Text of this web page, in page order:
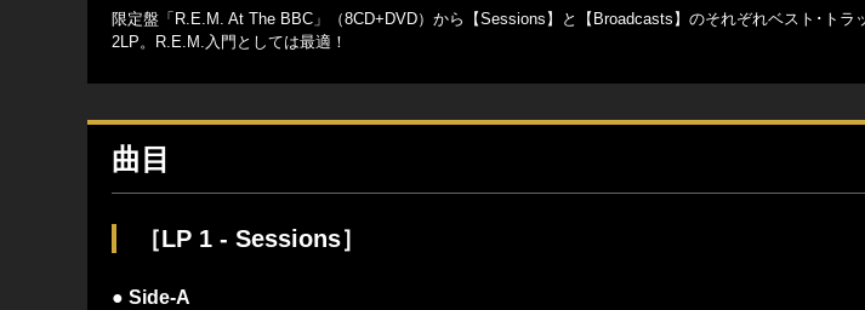
限定盤「R.E.M. At The BBC」（8CD+DVD）から【Sessions】と【Broadcasts】のそれぞれベスト･トラ
2LP。R.E.M.入門としては最適！
曲目
［LP 1 - Sessions］
● Side-A